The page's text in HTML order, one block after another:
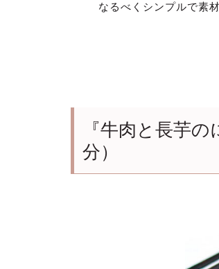
なるべくシンプルで素
『牛肉と長芋
分）